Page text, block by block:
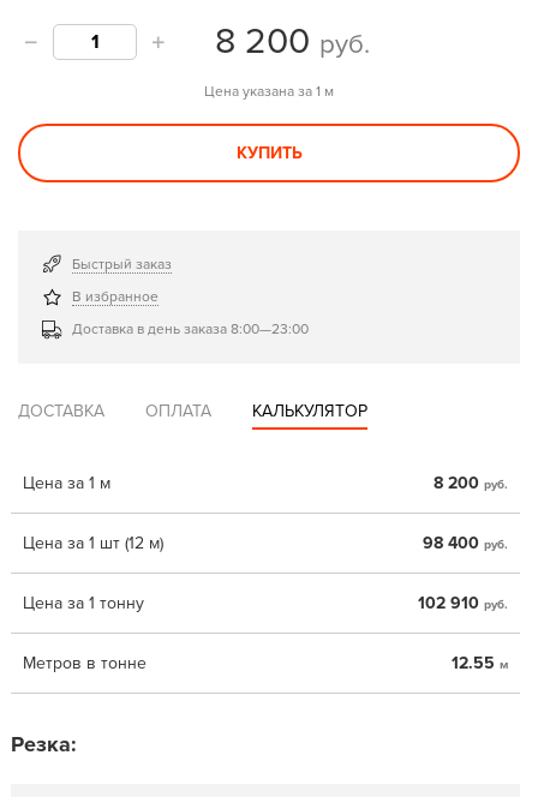
8 200 руб.
Цена указана за 1 м
КУПИТЬ
Быстрый заказ
В избранное
Доставка в день заказа 8:00—23:00
ДОСТАВКА ОПЛАТА КАЛЬКУЛЯТОР
Цена за 1 м 8 200 руб.
Цена за 1 шт (12 м) 98 400 руб.
Цена за 1 тонну 102 910 руб.
Метров в тонне 12.55 м
Резка: